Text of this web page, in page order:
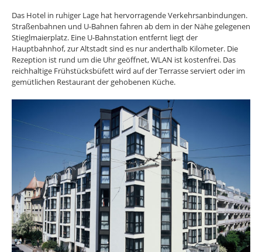
Das Hotel in ruhiger Lage hat hervorragende Verkehrsanbindungen.
Straßenbahnen und U-Bahnen fahren ab dem in der Nähe gelegenen
Stieglmaierplatz. Eine U-Bahnstation entfernt liegt der
Hauptbahnhof, zur Altstadt sind es nur anderthalb Kilometer. Die
Rezeption ist rund um die Uhr geöffnet, WLAN ist kostenfrei. Das
reichhaltige Frühstücksbüfett wird auf der Terrasse serviert oder im
gemütlichen Res­taurant der gehobenen Küche.